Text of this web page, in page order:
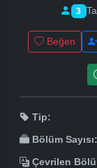
3
Beğen
Tip:
Bölüm Sayısı:
Çevrilen